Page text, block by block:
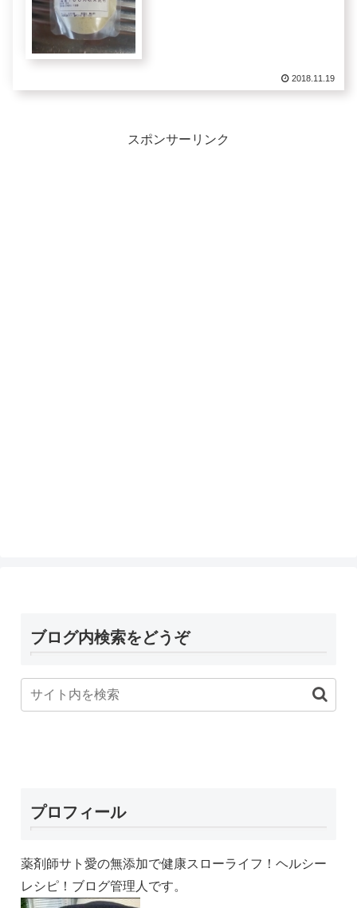
2018.11.19
スポンサーリンク
ブログ内検索をどうぞ
プロフィール
薬剤師サト愛の無添加で健康スローライフ！ヘルシー
レシピ！ブログ管理人です。